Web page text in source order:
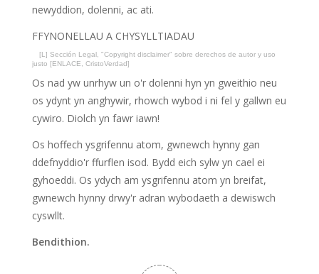
newyddion, dolenni, ac ati.
FFYNONELLAU A CHYSYLLTIADAU
[L] Sección Legal, "Copyright disclaimer" sobre derechos de autor y uso
justo [ENLACE, CristoVerdad]
Os nad yw unrhyw un o'r dolenni hyn yn gweithio neu
os ydynt yn anghywir, rhowch wybod i ni fel y gallwn eu
cywiro. Diolch yn fawr iawn!
Os hoffech ysgrifennu atom, gwnewch hynny gan
ddefnyddio'r ffurflen isod. Bydd eich sylw yn cael ei
gyhoeddi. Os ydych am ysgrifennu atom yn breifat,
gwnewch hynny drwy'r adran wybodaeth a dewiswch
cyswllt.
Bendithion.